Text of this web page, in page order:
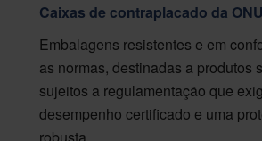
Caixas de contraplacado da ONU
Embalagens resistentes e em
as normas, destinadas a produtos
sujeitos a regulamentação que
desempenho certificado e uma
robusta.